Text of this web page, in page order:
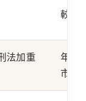
較寬
法加重
年金
市計